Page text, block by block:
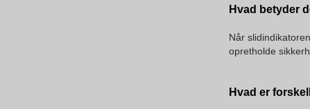
Hvad betyder
Når
opretholde
Hvad er